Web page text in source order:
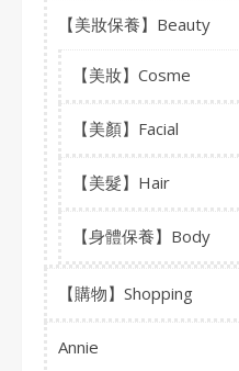
【美妝保養】Beauty
【美妝】Cosme
【美顏】Facial
【美髮】Hair
【身體保養】Body
【購物】Shopping
Annie